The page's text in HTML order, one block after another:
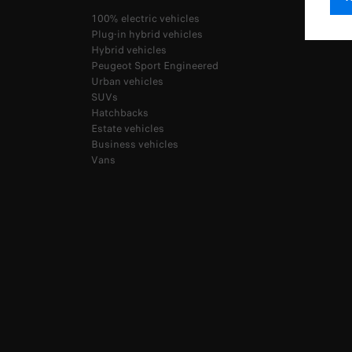
100% electric vehicles
Plug-in hybrid vehicles
Hybrid vehicles
Peugeot Sport Engineered
Urban vehicles
SUVs
Hatchbacks
Estate vehicles
Business vehicles
Vans